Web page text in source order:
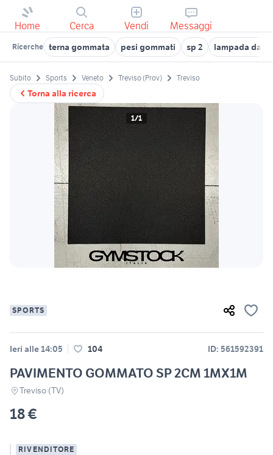
Home Cerca Vendi Messaggi
Ricerche terna gommata pesi gommati sp 2 lampada da
Torna alla ricerca
Subito Sports Veneto Treviso (Prov) Treviso
1/1
SPORTS
Ieri alle 14:05 104 ID: 561592391
PAVIMENTO GOMMATO SP 2CM 1MX1M
Treviso (TV)
18 €
RIVENDITORE